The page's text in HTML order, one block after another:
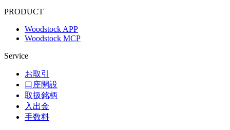
PRODUCT
Woodstock APP
Woodstock MCP
Service
お取引
口座開設
取扱銘柄
入出金
手数料